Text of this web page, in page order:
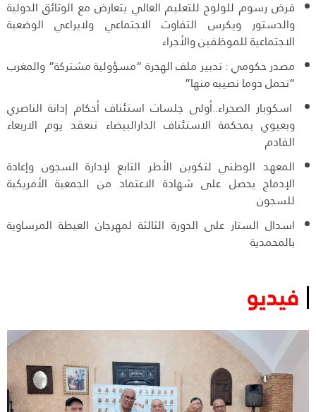
فرض رسوم للولوج للتعليم العالي يتعارض مع الوثائق الدولية
والدستور ويكرس التفاوت الاجتماعي ولايراعي الوضعية
الاجتماعية للموظفين والأجراء
مصدر حكومي : تدبير ملف الهجرة “مسؤولية مشتركة” والمغرب
“تحمل دوما نصيبه منها”
اسكوبار الصحراء..أولى جلسات استئناف أحكام إدانة الناصري
وبعيوي بمحكمة الاستئناف الدارالبيضاء تنعقد يوم الاربعاء
القادم
المعهد الوطني لتكوين الأطر التابع لإدارة السجون وإعادة
الإدماج يحصل على شهادة الاعتماد من الجمعية الأمريكية
للسجون
اسدال الستار على الدورة الثالثة لمهرجان العيطة المرساوية
بالمحمدية
فيديو